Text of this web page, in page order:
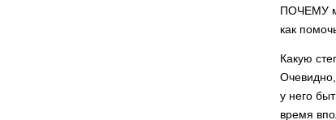
ПОЧЕМУ
как
Какую
у него
время